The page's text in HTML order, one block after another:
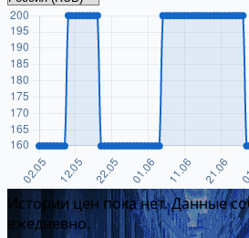
Истории цен пока нет. Данные
ежедневно.